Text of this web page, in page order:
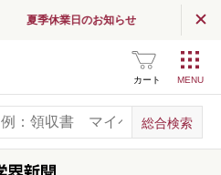
夏季休業日のお知らせ
カート